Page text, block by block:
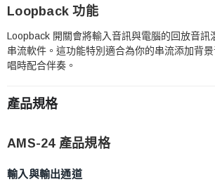
Loopback 功能
Loopback 開關會將輸入音訊與電腦的回放音訊
串流軟件。這功能特別適合為你的串流添加背
唱時配合伴奏。
產品規格
AMS-24 產品規格
輸入與輸出通道